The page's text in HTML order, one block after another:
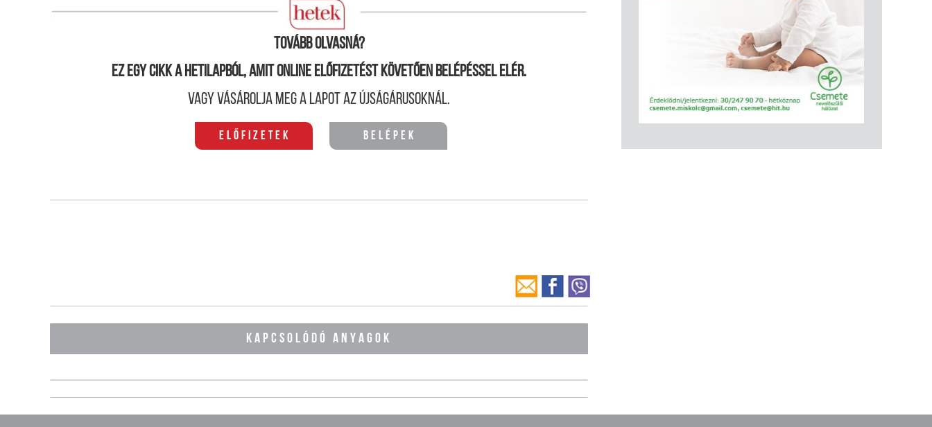
az anyagi jólét a ranglista alját képezik.
Tovább olvasná?
Ez egy cikk a hetilapból, amit online előfizetést követően belépéssel elér.
Vagy vásárolja meg a lapot az újságárusoknál.
Előfizetek Belépek
KAPCSOLÓDÓ ANYAGOK